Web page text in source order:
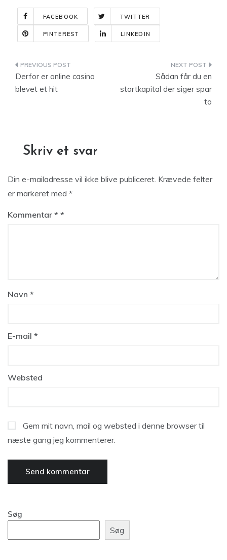
FACEBOOK TWITTER
PINTEREST LINKEDIN
Indlægsnavigation
Derfor er online casino
blevet et hit
Sådan får du en
startkapital der siger spar
to
Skriv et svar
Din e-mailadresse vil ikke blive publiceret. Krævede felter
er markeret med *
Kommentar *
Navn *
E-mail *
Websted
Gem mit navn, mail og websted i denne browser til
næste gang jeg kommenterer.
Søg
Søg